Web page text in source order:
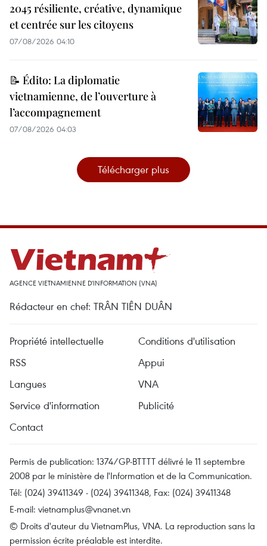
2045 résiliente, créative, dynamique
et centrée sur les citoyens
07/08/2026 04:10
📝 Édito: La diplomatie
vietnamienne, de l’ouverture à
l’accompagnement
07/08/2026 04:03
Télécharger plus
AGENCE VIETNAMIENNE D'INFORMATION (VNA)
Rédacteur en chef: TRÂN TIÊN DUÂN
Propriété intellectuelle
Conditions d'utilisation
RSS
Appui
Langues
VNA
Service d'information
Publicité
Contact
Permis de publication: 1374/GP-BTTTT délivré le 11 septembre
2008 par le ministère de l'Information et de la Communication.
Tél: (024) 39411349 - (024) 39411348, Fax: (024) 39411348
E-mail: vietnamplus@vnanet.vn
© Droits d'auteur du VietnamPlus, VNA. La reproduction sans la
permission écrite préalable est interdite.